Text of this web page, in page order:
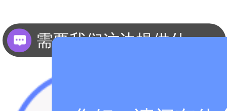
需要我们这边提供什么资料？